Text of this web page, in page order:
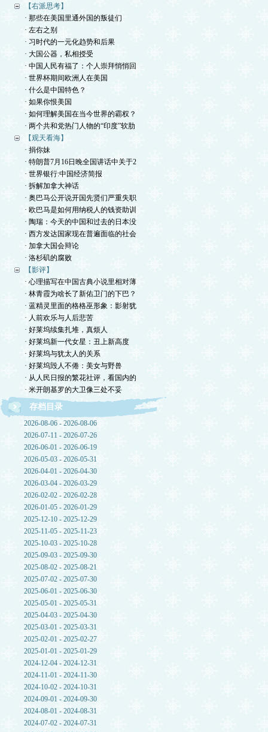
【右派思考】
· 那些在美国里通外国的叛徒们
· 左右之别
· 习时代的一元化趋势和后果
· 大国公器，私相授受
· 中国人民有福了：个人崇拜悄悄回
· 世界杯期间欧洲人在美国
· 什么是中国特色？
· 如果你恨美国
· 如何理解美国在当今世界的霸权？
· 两个共和党热门人物的“印度”软肋
【观天看海】
· 捐你妹
· 特朗普7月16日晚全国讲话中关于2
· 世界银行:中国经济简报
· 拆解加拿大神话
· 奥巴马公开说开国先贤们严重失职
· 欧巴马是如何用纳税人的钱资助训
· 陶瑞：今天的中国和过去的日本没
· 西方发达国家现在普遍面临的社会
· 加拿大国会辩论
· 洛杉矶的腐败
【影评】
· 心理描写在中国古典小说里相对薄
· 林青霞为啥长了新佑卫门的下巴？
· 蓝精灵里面的格格巫形象：影射犹
· 人前欢乐与人后悲苦
· 好莱坞续集扎堆，真烦人
· 好莱坞新一代女星：丑上新高度
· 好莱坞与犹太人的关系
· 好莱坞毁人不倦：美女与野兽
· 从人民日报的繁花社评，看国内的
· 米开朗基罗的大卫像三处不妥
存档目录
2026-08-06 - 2026-08-06
2026-07-11 - 2026-07-26
2026-06-01 - 2026-06-19
2026-05-03 - 2026-05-31
2026-04-01 - 2026-04-30
2026-03-04 - 2026-03-29
2026-02-02 - 2026-02-28
2026-01-05 - 2026-01-29
2025-12-10 - 2025-12-29
2025-11-05 - 2025-11-23
2025-10-03 - 2025-10-28
2025-09-03 - 2025-09-30
2025-08-02 - 2025-08-21
2025-07-02 - 2025-07-30
2025-06-01 - 2025-06-30
2025-05-01 - 2025-05-31
2025-04-03 - 2025-04-30
2025-03-01 - 2025-03-31
2025-02-01 - 2025-02-27
2025-01-01 - 2025-01-29
2024-12-04 - 2024-12-31
2024-11-01 - 2024-11-30
2024-10-02 - 2024-10-31
2024-09-01 - 2024-09-30
2024-08-01 - 2024-08-31
2024-07-02 - 2024-07-31